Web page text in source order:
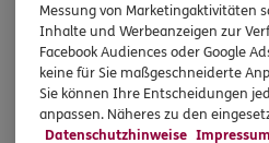
Waren Sie unzufrieden
Sie uns loben? Dann
Meinung hier mitteilen.
Messung von Marketingaktivitäten
Inhalte und Werbeanzeigen zur
Facebook Audiences oder Google
keine für Sie maßgeschneiderte
Sie können Ihre Entscheidungen
anpassen. Näheres zu den
Datenschutzhinweise Impressum